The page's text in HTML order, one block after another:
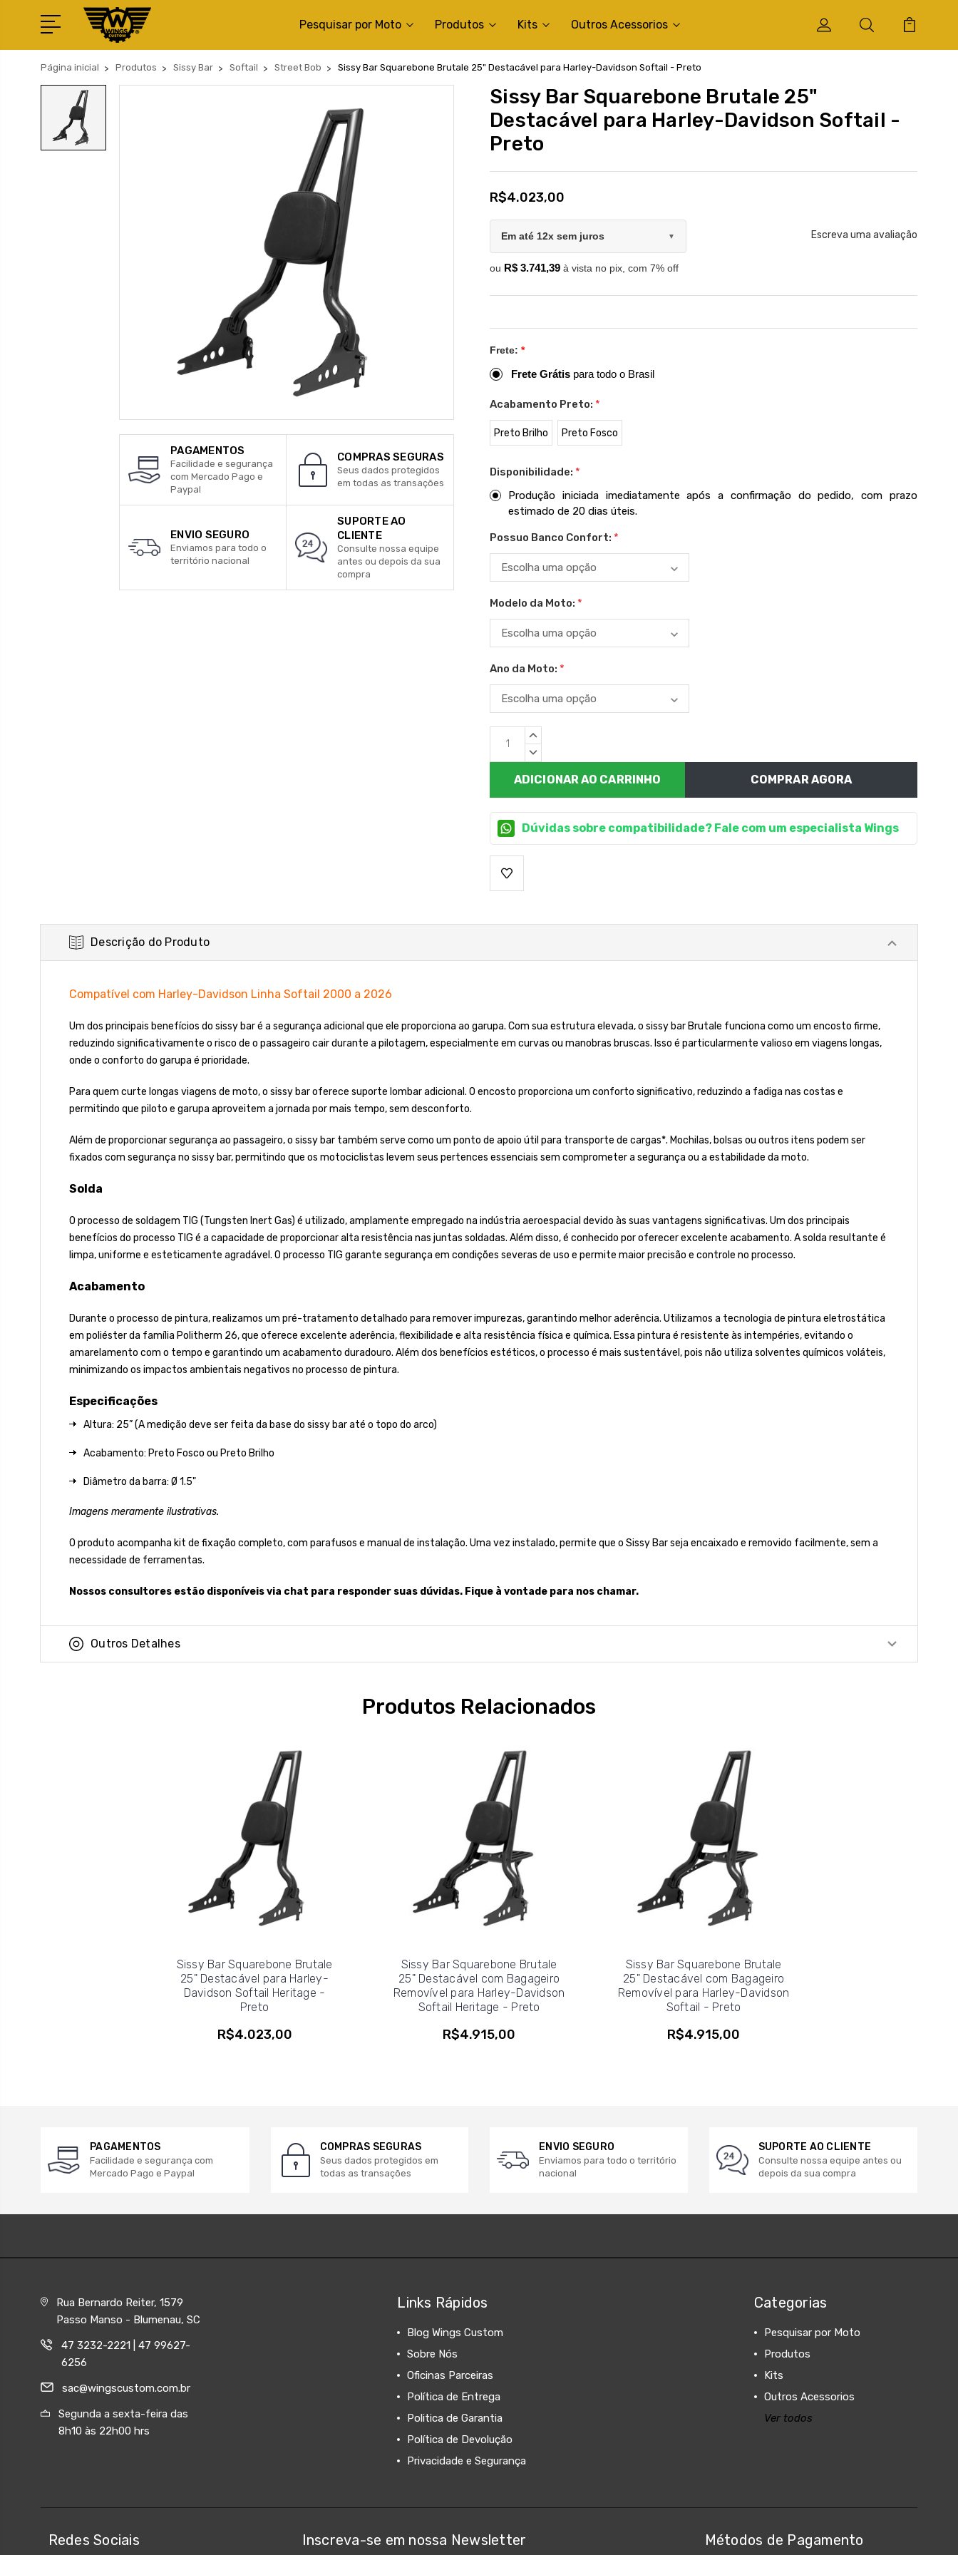
Pesquisar por Moto Produtos Kits Outros Acessorios
Página inicial Produtos Sissy Bar Softail Street Bob Sissy Bar Squarebone Brutale 25" Destacável para Harley-Davidson Softail - Preto
PAGAMENTOS
Facilidade e segurança
com Mercado Pago e
Paypal
COMPRAS SEGURAS
Seus dados protegidos
em todas as transações
ENVIO SEGURO
Enviamos para todo o
território nacional
SUPORTE AO
CLIENTE
Consulte nossa equipe
antes ou depois da sua
compra
Sissy Bar Squarebone Brutale 25"
Destacável para Harley-Davidson Softail -
Preto
R$4.023,00
Em até 12x sem juros ▼
ou R$ 3.741,39 à vista no pix, com 7% off
Escreva uma avaliação
Frete: *
Frete Grátis para todo o Brasil
Acabamento Preto: *
Preto Brilho Preto Fosco
Disponibilidade: *
Produção iniciada imediatamente após a confirmação do pedido, com prazo
estimado de 20 dias úteis.
Possuo Banco Confort: *
Modelo da Moto: *
Ano da Moto: *
Estoque
atual:
QUANTIDADE
QUANTIDADE
COMPRAR AGORA
Dúvidas sobre compatibilidade? Fale com um especialista Wings
Descrição do Produto
Compatível com Harley-Davidson Linha Softail 2000 a 2026
Um dos principais benefícios do sissy bar é a segurança adicional que ele proporciona ao garupa. Com sua estrutura elevada, o sissy bar Brutale funciona como um encosto firme,
reduzindo significativamente o risco de o passageiro cair durante a pilotagem, especialmente em curvas ou manobras bruscas. Isso é particularmente valioso em viagens longas,
onde o conforto do garupa é prioridade.
Para quem curte longas viagens de moto, o sissy bar oferece suporte lombar adicional. O encosto proporciona um conforto significativo, reduzindo a fadiga nas costas e
permitindo que piloto e garupa aproveitem a jornada por mais tempo, sem desconforto.
Além de proporcionar segurança ao passageiro, o sissy bar também serve como um ponto de apoio útil para transporte de cargas*. Mochilas, bolsas ou outros itens podem ser
fixados com segurança no sissy bar, permitindo que os motociclistas levem seus pertences essenciais sem comprometer a segurança ou a estabilidade da moto.
Solda
O processo de soldagem TIG (Tungsten Inert Gas) é utilizado, amplamente empregado na indústria aeroespacial devido às suas vantagens significativas. Um dos principais
benefícios do processo TIG é a capacidade de proporcionar alta resistência nas juntas soldadas. Além disso, é conhecido por oferecer excelente acabamento. A solda resultante é
limpa, uniforme e esteticamente agradável. O processo TIG garante segurança em condições severas de uso e permite maior precisão e controle no processo.
Acabamento
Durante o processo de pintura, realizamos um pré-tratamento detalhado para remover impurezas, garantindo melhor aderência. Utilizamos a tecnologia de pintura eletrostática
em poliéster da família Politherm 26, que oferece excelente aderência, flexibilidade e alta resistência física e química. Essa pintura é resistente às intempéries, evitando o
amarelamento com o tempo e garantindo um acabamento duradouro. Além dos benefícios estéticos, o processo é mais sustentável, pois não utiliza solventes químicos voláteis,
minimizando os impactos ambientais negativos no processo de pintura.
Especificações
Altura: 25” (A medição deve ser feita da base do sissy bar até o topo do arco)
Acabamento: Preto Fosco ou Preto Brilho
Diâmetro da barra: Ø 1.5"
Imagens meramente ilustrativas.
O produto acompanha kit de fixação completo, com parafusos e manual de instalação. Uma vez instalado, permite que o Sissy Bar seja encaixado e removido facilmente, sem a
necessidade de ferramentas.
Nossos consultores estão disponíveis via chat para responder suas dúvidas. Fique à vontade para nos chamar.
Outros Detalhes
Produtos Relacionados
Sissy Bar Squarebone Brutale
25" Destacável para Harley-
Davidson Softail Heritage -
Preto
R$4.023,00
Sissy Bar Squarebone Brutale
25" Destacável com Bagageiro
Removível para Harley-Davidson
Softail Heritage - Preto
R$4.915,00
Sissy Bar Squarebone Brutale
25" Destacável com Bagageiro
Removível para Harley-Davidson
Softail - Preto
R$4.915,00
PAGAMENTOS
Facilidade e segurança com
Mercado Pago e Paypal
COMPRAS SEGURAS
Seus dados protegidos em
todas as transações
ENVIO SEGURO
Enviamos para todo o território
nacional
SUPORTE AO CLIENTE
Consulte nossa equipe antes ou
depois da sua compra
Rua Bernardo Reiter, 1579
Passo Manso - Blumenau, SC
47 3232-2221 | 47 99627-
6256
sac@wingscustom.com.br
Segunda a sexta-feira das
8h10 às 22h00 hrs
Links Rápidos
Blog Wings Custom
Sobre Nós
Oficinas Parceiras
Política de Entrega
Politica de Garantia
Política de Devolução
Privacidade e Segurança
Categorias
Pesquisar por Moto
Produtos
Kits
Outros Acessorios
Ver todos
Redes Sociais Inscreva-se em nossa Newsletter Métodos de Pagamento